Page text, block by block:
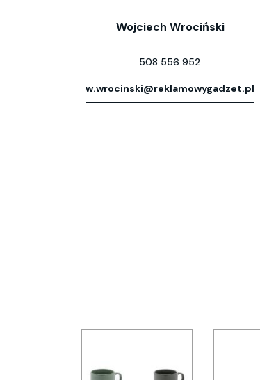
Wojciech Wrociński
508 556 952
w.wrocinski@reklamowygadzet.pl